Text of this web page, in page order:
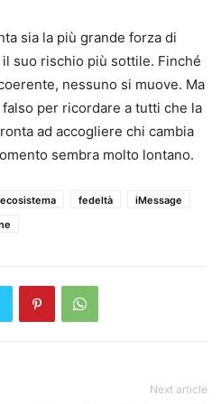
sia la più grande forza di
suo rischio più sottile. Finché
nessuno si muove. Ma
per ricordare a tutti che la
ad accogliere chi cambia
sembra molto lontano.
ecosistema fedeltà
iMessage
Next article